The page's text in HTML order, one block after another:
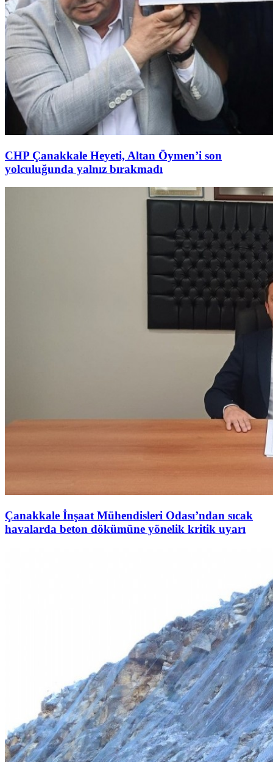
CHP Çanakkale Heyeti, Altan Öymen’i son
yolculuğunda yalnız bırakmadı
Çanakkale İnşaat Mühendisleri Odası’ndan sıcak
havalarda beton dökümüne yönelik kritik uyarı